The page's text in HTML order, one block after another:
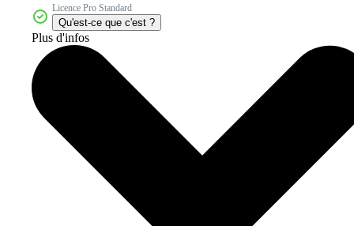
Licence Pro Standard
Qu'est-ce que c'est ?
Plus d'infos